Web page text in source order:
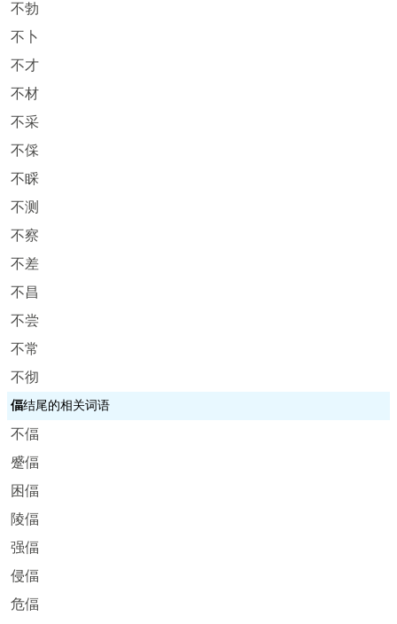
不勃
不卜
不才
不材
不采
不倸
不睬
不测
不察
不差
不昌
不尝
不常
不彻
偪结尾的相关词语
不偪
蹙偪
困偪
陵偪
强偪
侵偪
危偪